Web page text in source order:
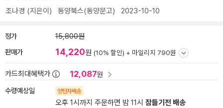
조나경 (지은이) 동양북스(동양문고) 2023-10-10
정가 15,800원
판매가 14,220원 (10% 할인) + 마일리지 790원
카드최대혜택가 12,087원
수령예상일 양탄자배송
오후 1시까지 주문하면 밤 11시 잠들기전 배송